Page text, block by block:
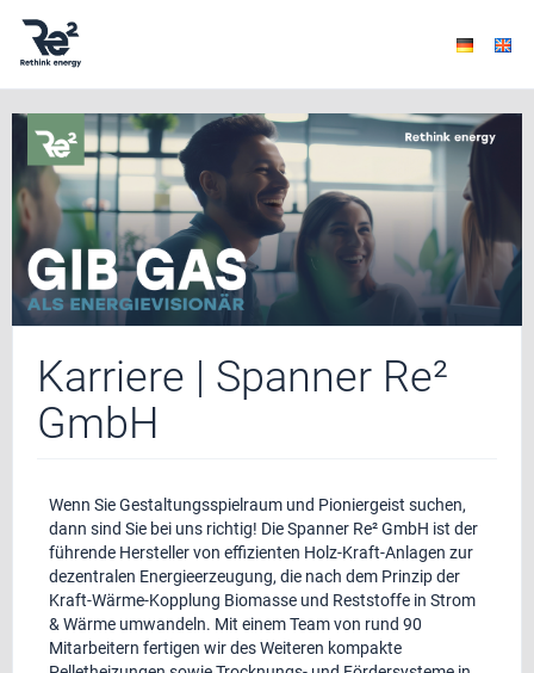
Karriere | Spanner Re²
GmbH
Wenn Sie Gestaltungsspielraum und Pioniergeist suchen,
dann sind Sie bei uns richtig! Die Spanner Re² GmbH ist der
führende Hersteller von effizienten Holz-Kraft-Anlagen zur
dezentralen Energieerzeugung, die nach dem Prinzip der
Kraft-Wärme-Kopplung Biomasse und Reststoffe in Strom
& Wärme umwandeln. Mit einem Team von rund 90
Mitarbeitern fertigen wir des Weiteren kompakte